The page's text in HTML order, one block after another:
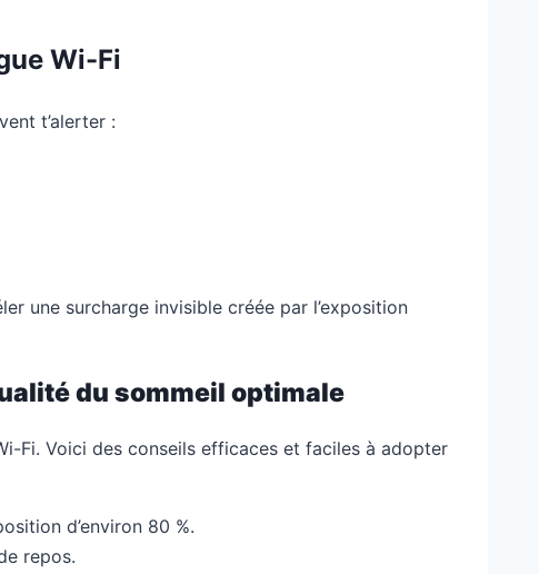
Wi-Fi
t’alerter :
une surcharge invisible créée par l’exposition
du sommeil optimale
Fi. Voici des conseils efficaces et faciles à adopter
d’environ 80 %.
repos.